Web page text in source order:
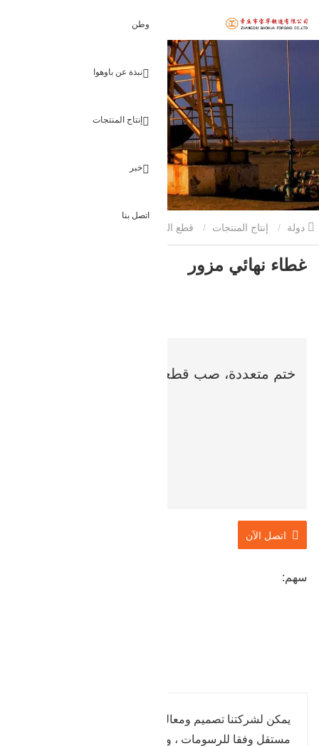
وطن
نبذة عن باوهوا
إنتاج المنتجات
خبر
اتصل بنا
إنتاج المنتجات قطع البناء مزورة
غطاء نهائي مزور
ختم متعددة، صب قطعة واحدة
اتصل الآن
سهم:
يمكن لشركتنا تصميم ومعالجة قوالب تزوير بشكل
مستقل وفقا للرسومات ، وسوف نبذل قصارى جهدنا